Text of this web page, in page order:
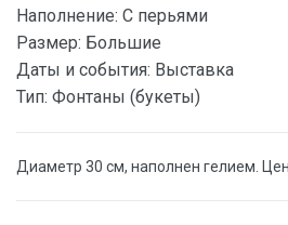
Наполнение: С перьями
Размер: Большие
Даты и события: Выставка
Тип: Фонтаны (букеты)
Диаметр 30 см, наполнен гелием.